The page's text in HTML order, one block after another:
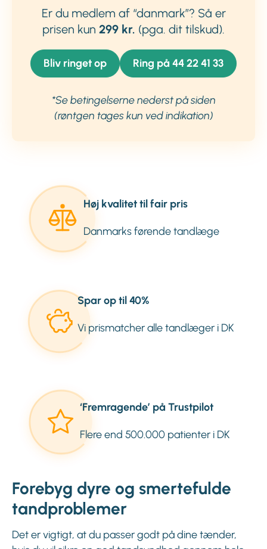
Er du medlem af “danmark”? Så er
prisen kun 299 kr. (pga. dit tilskud).
Bliv ringet op Ring på 44 22 41 33
*Se betingelserne nederst på siden
(røntgen tages kun ved indikation)
Høj kvalitet til fair pris
Danmarks førende tandlæge
Spar op til 40%
Vi prismatcher alle tandlæger i DK
‘Fremragende’ på Trustpilot
Flere end 500.000 patienter i DK
Forebyg dyre og smertefulde
tandproblemer
Det er vigtigt, at du passer godt på dine tænder,